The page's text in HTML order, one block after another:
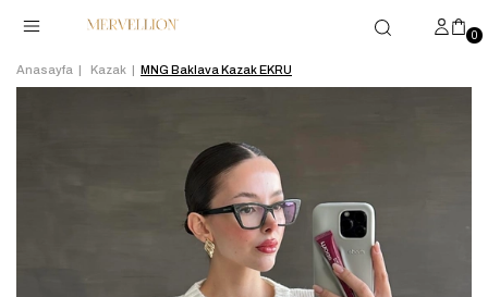
0
Anasayfa Kazak MNG Baklava Kazak EKRU